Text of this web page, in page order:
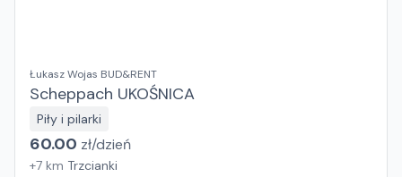
Łukasz Wojas BUD&RENT
Scheppach UKOŚNICA
Piły i pilarki
60.00 zł/dzień
+7 km Trzcianki